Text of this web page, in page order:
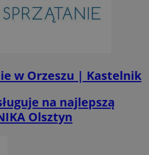
w Orzeszu | Kastelnik
na najlepszą
Olsztyn